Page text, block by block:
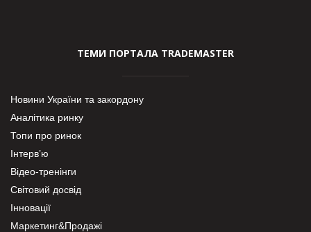
ТЕМИ ПОРТАЛА TRADEMASTER
Новини України та закордону
Аналітика ринку
Топи про ринок
Інтерв’ю
Відео-тренінги
Світовий досвід
Інновації
Маркетинг&Продажі